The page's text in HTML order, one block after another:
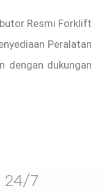
Resmi Forklift
Peralatan
dengan dukungan
24/7